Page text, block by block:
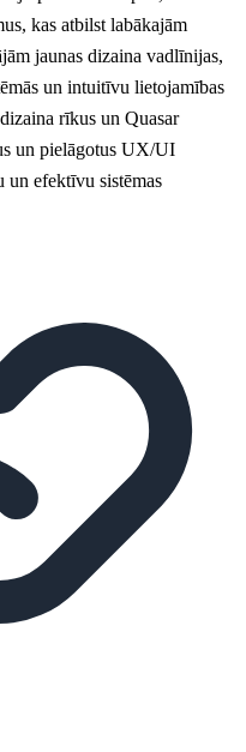
kas atbilst labākajām
jaunas dizaina vadlīnijas,
un intuitīvu lietojamības
rīkus un Quasar
un pielāgotus UX/UI
un efektīvu sistēmas